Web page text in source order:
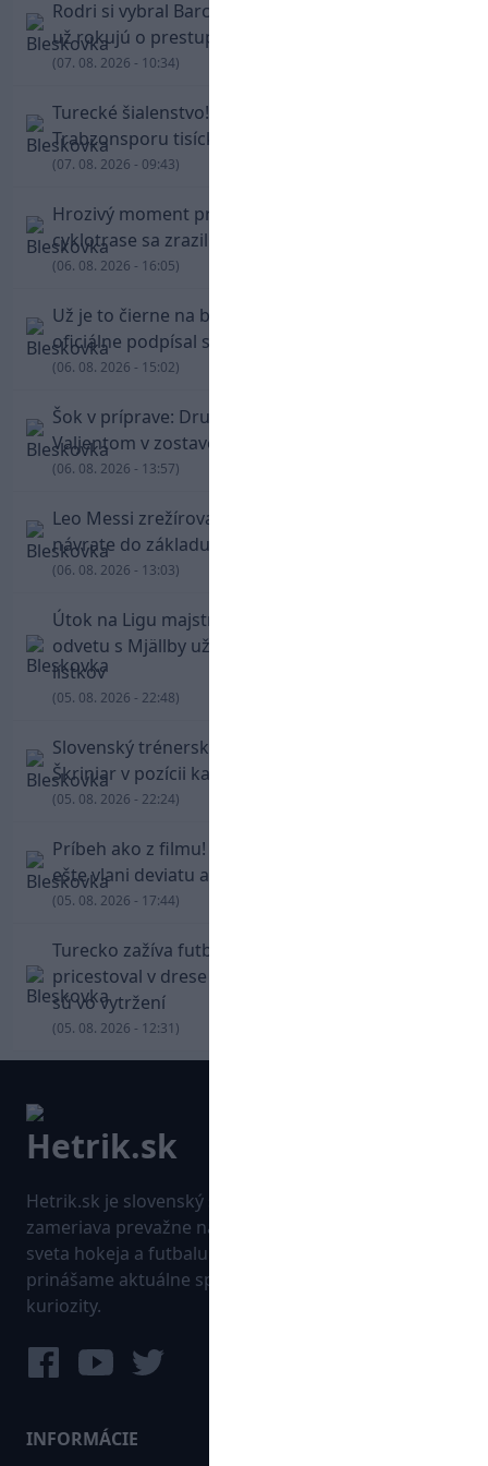
Rodri si vybral Barcelonu a odmietol Real. Kluby
už rokujú o prestupovej čiastke
(07. 08. 2026 - 10:34)
Turecké šialenstvo! Salaha vítali na štadióne
Trabzonsporu tisícky fanúšikov
(07. 08. 2026 - 09:43)
Hrozivý moment pre Zdena Cháru! Na
cyklotrase sa zrazil s bežcom
(06. 08. 2026 - 16:05)
Už je to čierne na bielom: Mohamed Salah
oficiálne podpísal s Trabzonsporom
(06. 08. 2026 - 15:02)
Šok v príprave: Druholigová Mallorca s
Valjentom v zostave zdolala PSG
(06. 08. 2026 - 13:57)
Leo Messi zrežíroval obrat Interu Miami, pri
návrate do základu strelil dva góly
(06. 08. 2026 - 13:03)
Útok na Ligu majstrov láka! Slovan hlási na
odvetu s Mjällby už viac ako 13-tisíc predaných
lístkov
(05. 08. 2026 - 22:48)
Slovenský trénerský súboj pre Borbélyho,
Škriniar v pozícii kapitána potiahol Fenerbahce
(05. 08. 2026 - 22:24)
Príbeh ako z filmu! Hrdina Slovana Kianga hral
ešte vlani deviatu anglickú ligu
(05. 08. 2026 - 17:44)
Turecko zažíva futbalové šialenstvo! Salah
pricestoval v drese Trabzonsporu, fanúšikovia
sú vo vytržení
(05. 08. 2026 - 12:31)
Hetrik.sk je slovenský športový portál, ktorý sa
zameriava prevažne na najnovšie informácie zo
sveta hokeja a futbalu. Pravidelne na dennej báze
prinášame aktuálne správy, góly, zaujímavosti a
kuriozity.
INFORMÁCIE